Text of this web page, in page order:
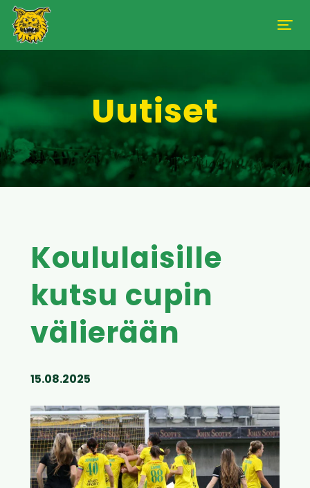
Uutiset
Koululaisille
kutsu cupin
välierään
15.08.2025